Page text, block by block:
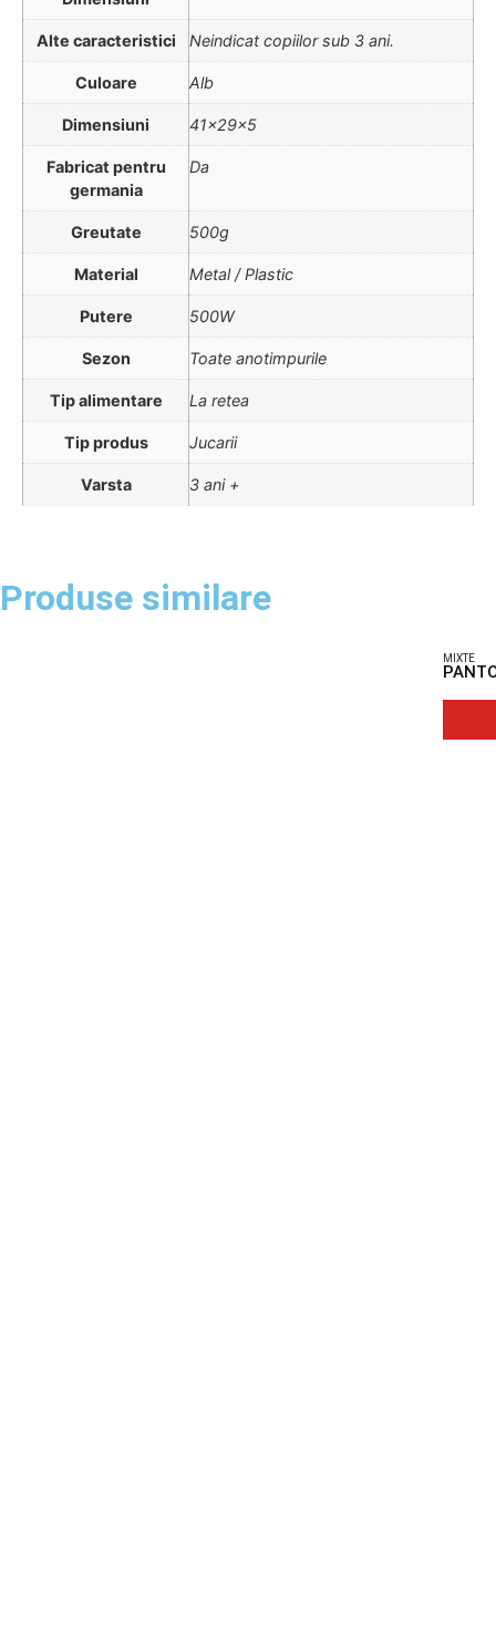
Alte caracteristici Neindicat copiilor sub 3 ani.
Culoare Alb
Dimensiuni 41x29x5
Fabricat pentru
germania
Da
Greutate 500g
Material Metal / Plastic
Putere 500W
Sezon Toate anotimpurile
Tip alimentare La retea
Tip produs Jucarii
Varsta 3 ani +
Produse similare
MIXTE